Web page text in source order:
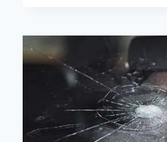
CONTAMOS
DEBES
Y
QUÉ
NO
DEBES
HACER